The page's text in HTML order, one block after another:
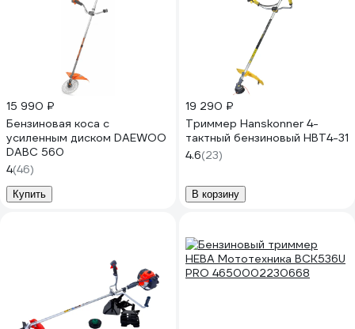
15 990 ₽
Бензиновая коса с
усиленным диском DAEWOO
DABC 560
4(46)
Купить
19 290 ₽
Триммер Hanskonner 4-
тактный бензиновый HBT4-31
4.6(23)
В корзину